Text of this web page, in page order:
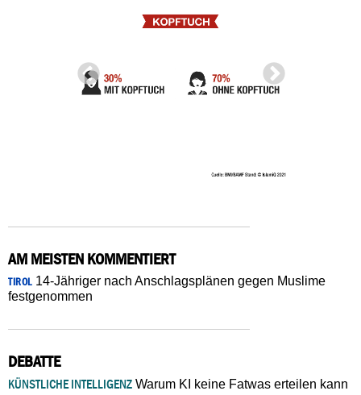
AM MEISTEN KOMMENTIERT
TIROL14-Jähriger nach Anschlagsplänen gegen Muslime
festgenommen
DEBATTE
KÜNSTLICHE INTELLIGENZ Warum KI keine Fatwas erteilen kann